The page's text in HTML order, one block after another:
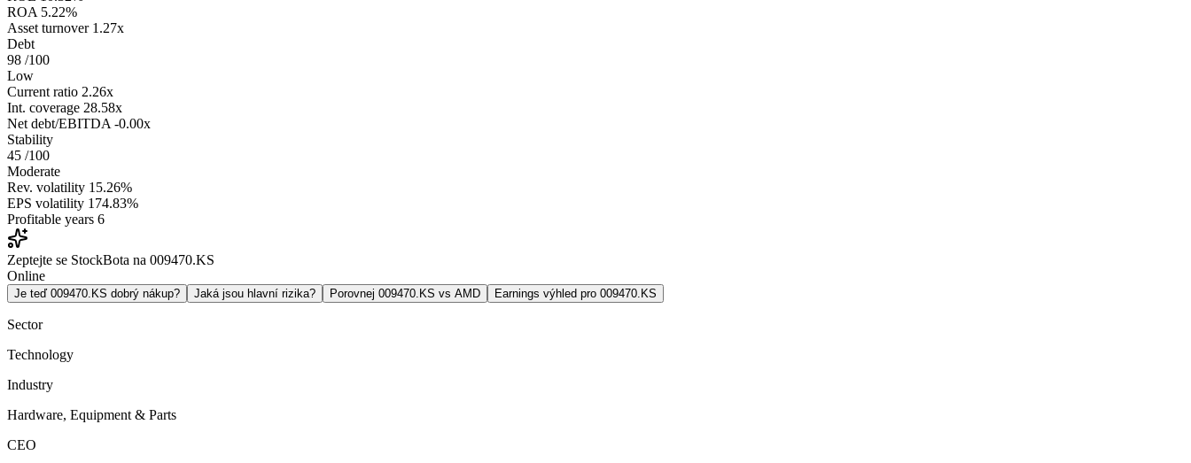
ROA 5.22%
Asset turnover 1.27x
Debt
98 /100
Low
Current ratio 2.26x
Int. coverage 28.58x
Net debt/EBITDA -0.00x
Stability
45 /100
Moderate
Rev. volatility 15.26%
EPS volatility 174.83%
Profitable years 6
Zeptejte se StockBota na 009470.KS
Online
Je teď 009470.KS dobrý nákup? Jaká jsou hlavní rizika? Porovnej 009470.KS vs AMD Earnings výhled pro 009470.KS
Sector
Technology
Industry
Hardware, Equipment & Parts
CEO